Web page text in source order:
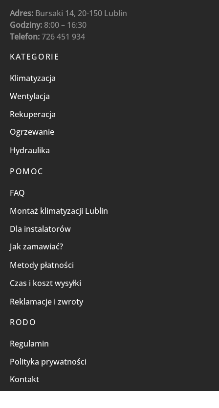
Adres: Bursaki 14, 20-150 Lublin
Godziny: 8:00 – 16:30
Telefon:726 451 934
KATEGORIE
Klimatyzacja
Wentylacja
Rekuperacja
Ogrzewanie
Hydraulika
POMOC
FAQ
Montaż klimatyzacji Lublin
Dla instalatorów
Jak zamawiać?
Metody płatności
Czas i koszt wysyłki
Reklamacje i zwroty
RODO
Regulamin
Polityka prywatności
Kontakt